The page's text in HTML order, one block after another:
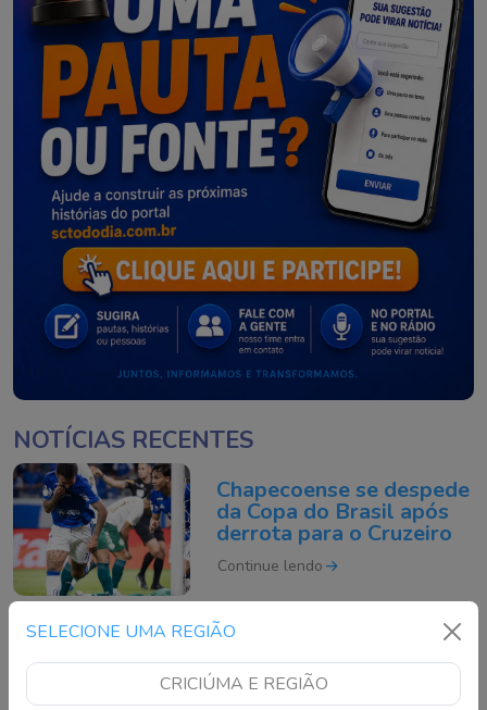
SELECIONE UMA REGIÃO
CRICIÚMA E REGIÃO
NOTÍCIAS RECENTES
Chapecoense se despede
da Copa do Brasil após
derrota para o Cruzeiro
Continue lendo
bomba? Entenda o
fenômeno que pode